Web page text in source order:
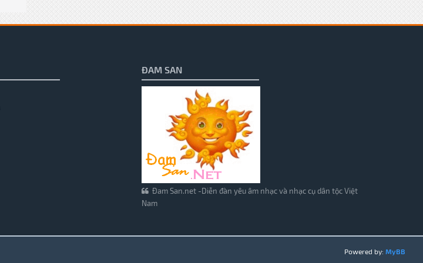
ĐAM SAN
Đam San.net -Diễn đàn yêu âm nhạc và nhạc cụ dân tộc Việt
Nam
Powered by: MyBB